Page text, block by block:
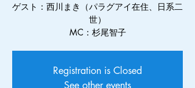
ゲスト：西川まき（パラグアイ在住、日系二
世）
MC：杉尾智子
Registration is Closed
See other events